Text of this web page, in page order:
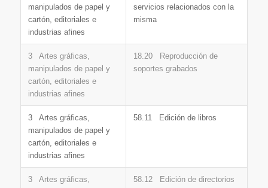
manipulados de papel y
cartón, editoriales e
industrias afines
servicios relacionados con la
misma
3 Artes gráficas,
manipulados de papel y
cartón, editoriales e
industrias afines
18.20 Reproducción de
soportes grabados
3 Artes gráficas,
manipulados de papel y
cartón, editoriales e
industrias afines
58.11 Edición de libros
3 Artes gráficas,
58.12 Edición de directorios